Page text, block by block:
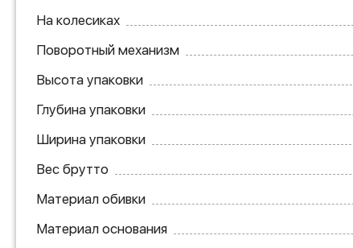
На колесиках
Поворотный механизм
Высота упаковки
Глубина упаковки
Ширина упаковки
Вес брутто
Материал обивки
Материал основания